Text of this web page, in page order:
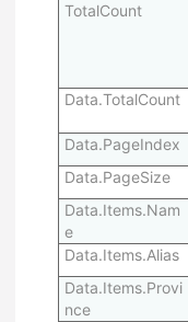
TotalCount
Data.TotalCount
Data.PageIndex
Data.PageSize
Data.Items.Nam
e
Data.Items.Alias
Data.Items.Provi
nce